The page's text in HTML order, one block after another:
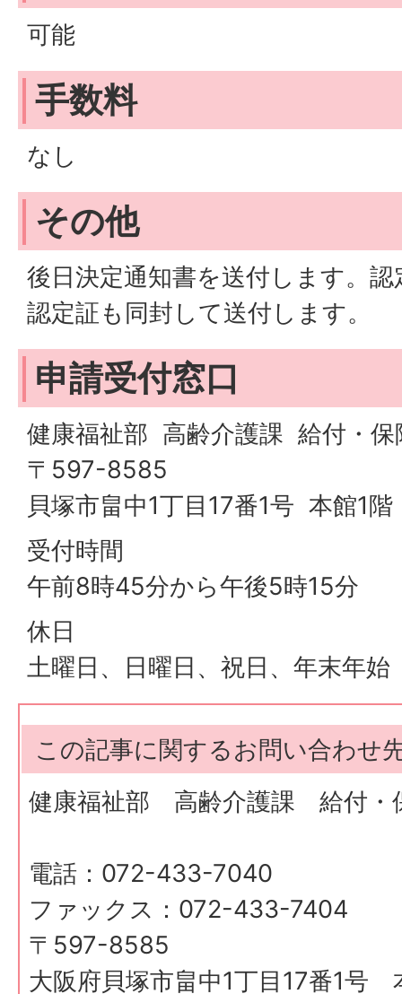
可能
手数料
なし
その他
後日決定通知書を送付します。
認定証も同封して送付します。
申請受付窓口
健康福祉部 高齢介護課 給付・保
〒597-8585
貝塚市畠中1丁目17番1号 本館1階
受付時間
午前8時45分から午後5時15分
休日
土曜日、日曜日、祝日、年末年始
この記事に関するお問い合わせ
健康福祉部 高齢介護課 給付・
電話：072-433-7040
ファックス：072-433-7404
〒597-8585
大阪府貝塚市畠中1丁目17番1号